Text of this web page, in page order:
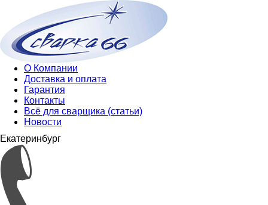
О Компании
Доставка и оплата
Гарантия
Контакты
Всё для сварщика (статьи)
Новости
Екатеринбург